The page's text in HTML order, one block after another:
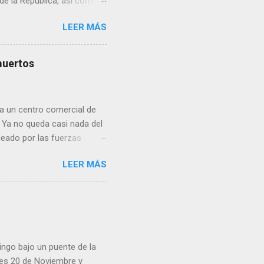
lonas con imágenes de la
inconformidad. En este
que ya afectó a
administrados por
LEER MÁS
un centro comercial de
no queda casi nada del
por las fuerzas
recuerda Vladimir, de 76
térmica a unos
a inicios de
LEER MÁS
bajo un puente de la
20 de Noviembre y